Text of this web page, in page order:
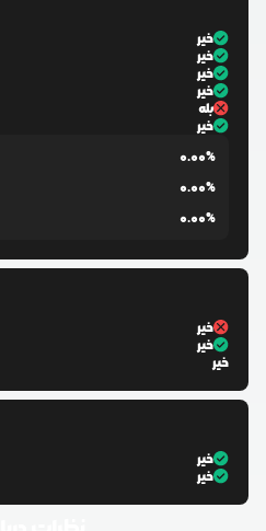
خیر
خیر
خیر
خیر
بله
خیر
0.00%
0.00%
0.00%
خیر
خیر
خیر
خیر
خیر